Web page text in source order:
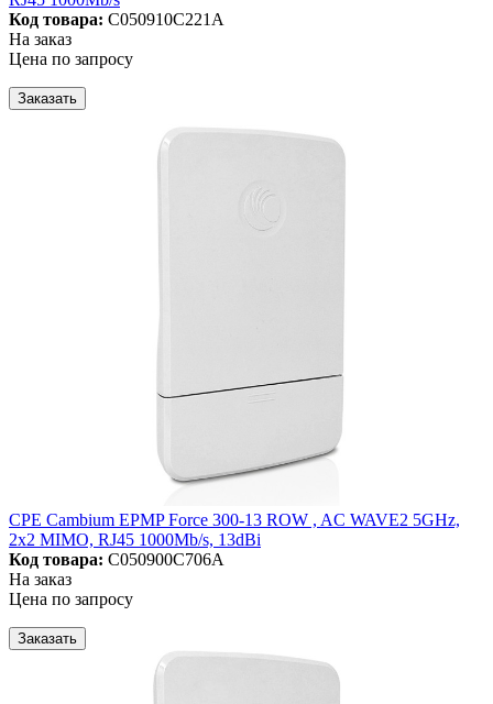
Код товара: C050910C221A
На заказ
Цена по запросу
Заказать
CPE Cambium EPMP Force 300-13 ROW , AC WAVE2 5GHz,
2x2 MIMO, RJ45 1000Mb/s, 13dBi
Код товара: C050900C706A
На заказ
Цена по запросу
Заказать